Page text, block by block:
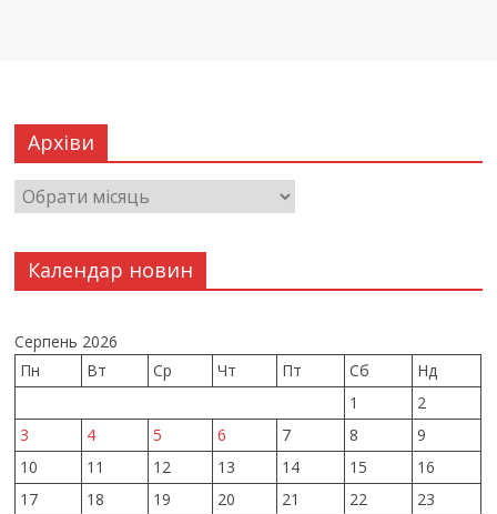
Архіви
Календар новин
Серпень 2026
Пн
Вт Ср Чт Пт Сб
Нд
1
2
3
4 5 6 7 8
9
10
11 12 13 14 15
16
17
18 19 20 21 22
23